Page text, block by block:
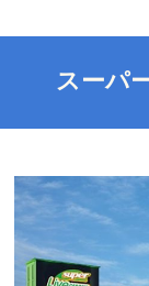
スーパ